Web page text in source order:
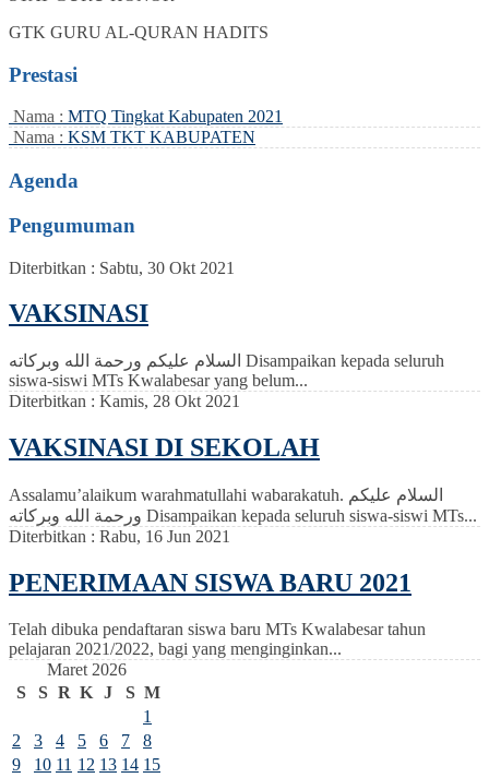
GTK GURU AL-QURAN HADITS
Prestasi
Nama : MTQ Tingkat Kabupaten 2021
Nama : KSM TKT KABUPATEN
Agenda
Pengumuman
Diterbitkan : Sabtu, 30 Okt 2021
VAKSINASI
السلام عليكم ورحمة الله وبركاته Disampaikan kepada seluruh
siswa-siswi MTs Kwalabesar yang belum...
Diterbitkan : Kamis, 28 Okt 2021
VAKSINASI DI SEKOLAH
Assalamu’alaikum warahmatullahi wabarakatuh. السلام عليكم
ورحمة الله وبركاته Disampaikan kepada seluruh siswa-siswi MTs...
Diterbitkan : Rabu, 16 Jun 2021
PENERIMAAN SISWA BARU 2021
Telah dibuka pendaftaran siswa baru MTs Kwalabesar tahun
pelajaran 2021/2022, bagi yang menginginkan...
Maret 2026
S
S R K J S M
1
2
3 4 5 6 7
8
9
10 11 12 13 14 15